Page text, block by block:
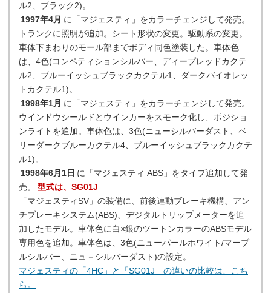
ル2、ブラック2)。
1997年4月 に「マジェスティ」をカラーチェンジして発売。
トランクに照明が追加。シート形状の変更。駆動系の変更。
車体下まわりのモール部までボディ同色塗装した。車体色
は、4色(コンペティションシルバー、ディープレッドカクテ
ル2、ブルーイッシュブラックカクテル1、ダークバイオレッ
トカクテル1)。
1998年1月 に「マジェスティ」をカラーチェンジして発売。
ウインドウシールドとウインカーをスモーク化し、ポジショ
ンライトを追加。車体色は、3色(ニューシルバーダスト、ベ
リーダークブルーカクテル4、ブルーイッシュブラックカクテ
ル1)。
1998年6月1日 に「マジェスティ ABS」をタイプ追加して発
売。
型式は、SG01J
「マジェスティSV」の装備に、前後連動ブレーキ機構、アン
チブレーキシステム(ABS)、デジタルトリップメーターを追
加したモデル。車体色に白×銀のツートンカラーのABSモデル
専用色を追加。車体色は、3色(ニューパールホワイト/マーブ
ルシルバー、ニュ－シルバーダスト)の設定。
マジェスティの「4HC」と「SG01J」の違いの比較は、こち
ら。